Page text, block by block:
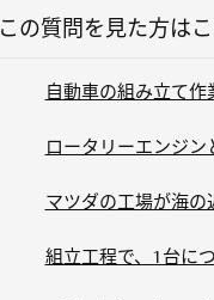
この質問を見た方は
自動車の組み立て
ロータリーエンジン
マツダの工場が海の
組立工程で、1台に